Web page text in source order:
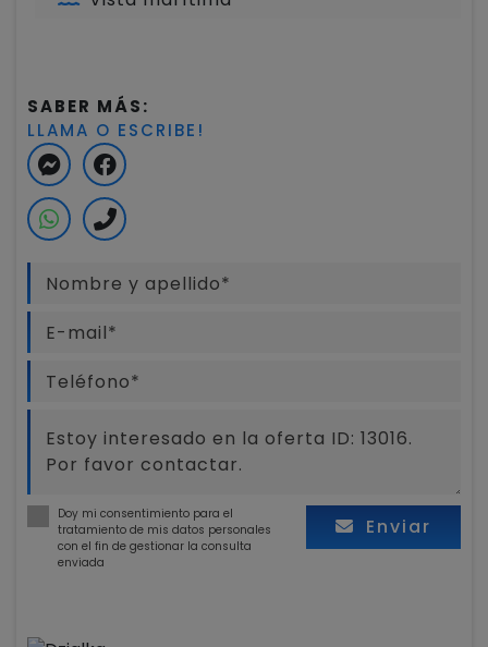
SABER MÁS:
LLAMA O ESCRIBE!
Doy mi consentimiento para el
tratamiento de mis datos personales
con el fin de gestionar la consulta
enviada
Enviar